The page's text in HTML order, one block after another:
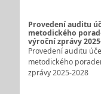
Provedení auditu
metodického
výroční zprávy
Provedení auditu
metodického
zprávy 2025-2028